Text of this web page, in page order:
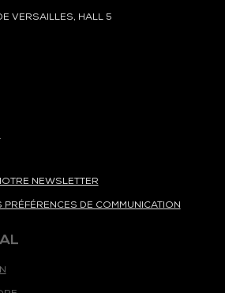
VERSAILLES, HALL 5
NEWSLETTER
DE COMMUNICATION